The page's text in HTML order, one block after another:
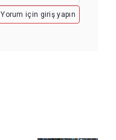
Yorum için giriş yapın